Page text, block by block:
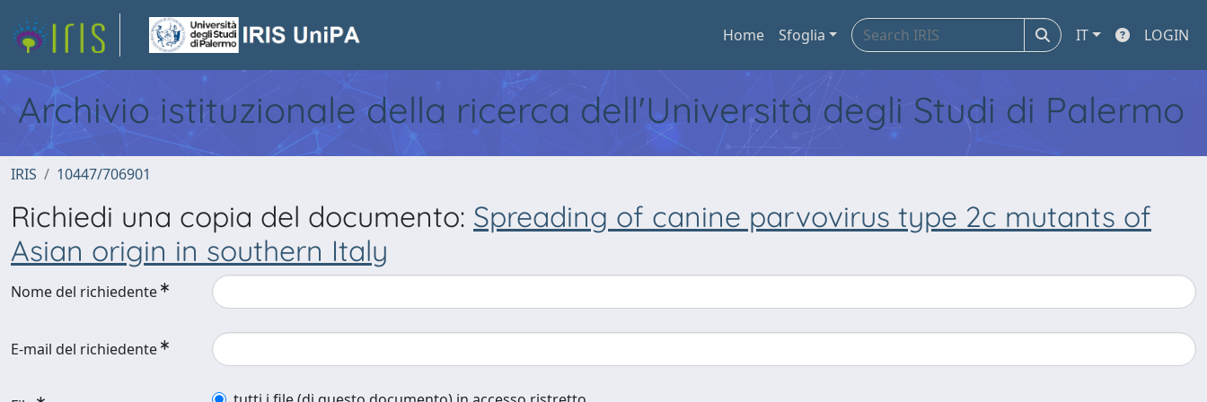
Home Sfoglia IT LOGIN
Archivio istituzionale della ricerca dell'Università degli Studi di Palermo
IRIS 10447/706901
Richiedi una copia del documento: Spreading of canine parvovirus type 2c mutants of
Asian origin in southern Italy
Nome del richiedente
E-mail del richiedente